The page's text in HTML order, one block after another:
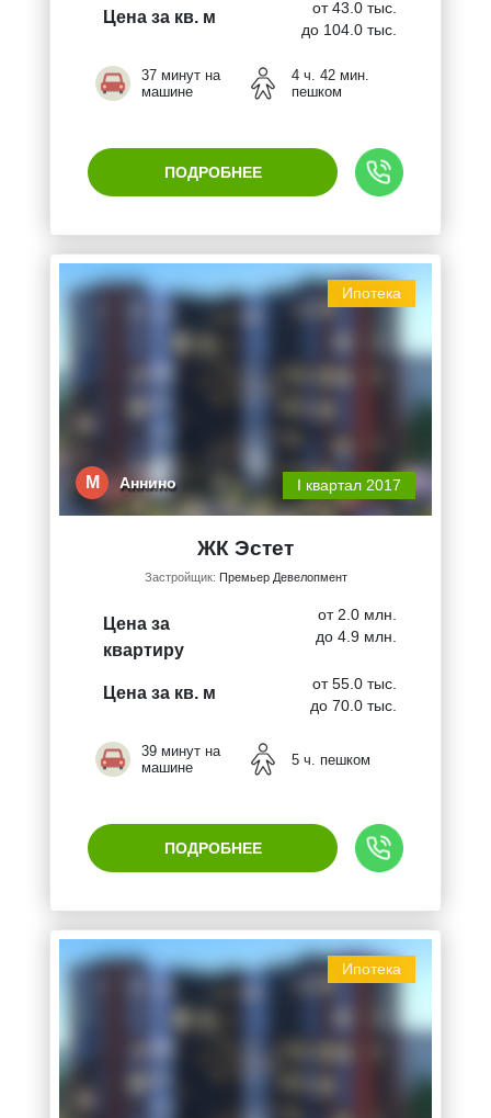
Цена за кв. м
от 43.0 тыс.
до 104.0 тыс.
37 минут на
машине
4 ч. 42 мин.
пешком
ПОДРОБНЕЕ
Ипотека
М Аннино I квартал 2017
ЖК Эстет
Застройщик: Премьер Девелопмент
Цена за
квартиру
от 2.0 млн.
до 4.9 млн.
Цена за кв. м
от 55.0 тыс.
до 70.0 тыс.
39 минут на
машине
5 ч. пешком
ПОДРОБНЕЕ
Ипотека